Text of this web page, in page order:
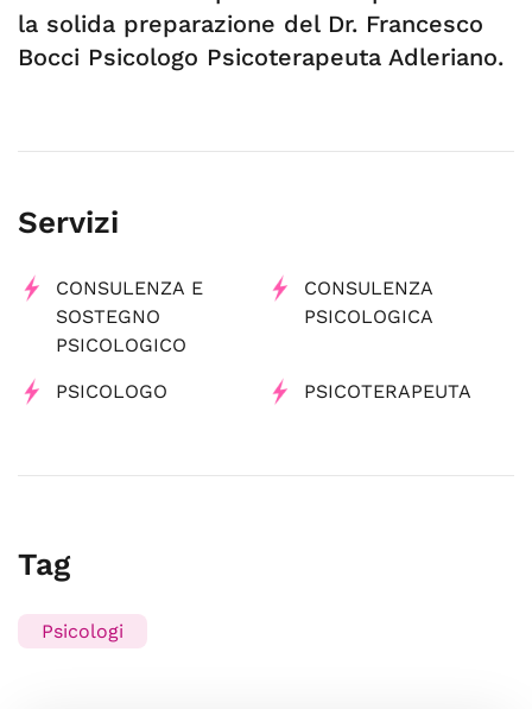
la solida preparazione del Dr. Francesco
Bocci Psicologo Psicoterapeuta Adleriano.
Servizi
CONSULENZA E
SOSTEGNO
PSICOLOGICO
CONSULENZA
PSICOLOGICA
PSICOLOGO PSICOTERAPEUTA
Tag
Psicologi